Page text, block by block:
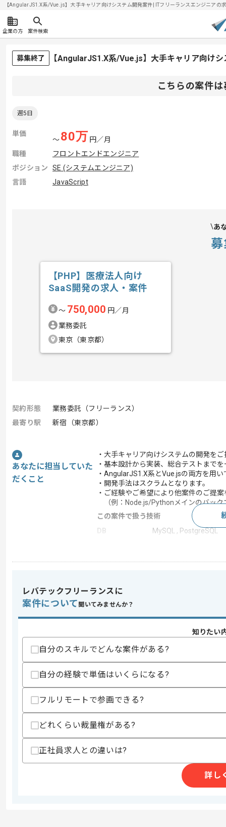
【AngularJS1.X系/Vue.js】大手キャリア向けシステム開発案件| ITフリーランスエンジニア
企業の方 案件検索
募集終了 【AngularJS1.X系/Vue.js】大手キャリア向け
こちらの案件
週5日
単価
〜80万 円／月
職種
フロントエンドエンジニア
ポジション
SE (システムエンジニア)
言語
JavaScript
あ
【PHP】医療法人向け
SaaS開発の求人・案件
〜 750,000 円／月
業務委託
東京（東京都）
契約形態
業務委託（フリーランス）
最寄り駅
新宿（東京都）
あなたに担当していた
だくこと
・大手キャリア向けシステムの開発を
・基本設計から実装、総合テストまで
・AngularJS1.X系とVue.jsの両方を用
・開発手法はスクラムとなります。
・ご経験やご希望により他案件のご提
（例：Node.js/Pythonメインのバック
この案件で扱う技術
DB
MySQL , PostgreSQL
クラウド
AWS
この案件のポイント
業務内容
特徴
20代活躍中 , 30代活躍
画実績あり , 新技術に
スキル
求めるスキル
・AngularJS1.X系またはVue.jsの開発
・JavaScriptでの開発実務経験1年以上
・エンジニアとしての実務開発経験3年
・ストーリーボードを使用して機能改
レバテックフリーランスに
案件について 聞いてみませんか？
知りたい
自分のスキルでどんな案件がある?
自分の経験で単価はいくらになる?
フルリモートで参画できる?
どれくらい裁量権がある?
正社員求人との違いは?
詳し